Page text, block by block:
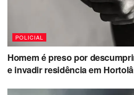
POLICIAL
Homem é preso por
e invadir residência em